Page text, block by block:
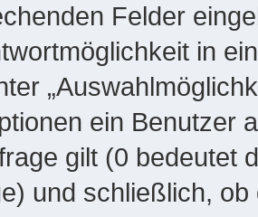
Felder
in
ein Benutzer
gilt (0 bedeutet
und schließlich,